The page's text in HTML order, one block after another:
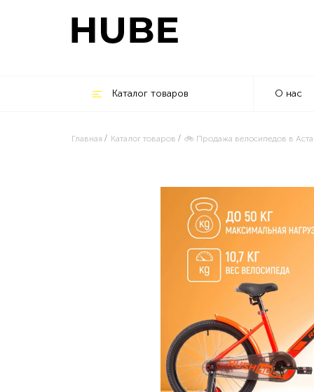
Каталог товаров О нас
Главная Каталог товаров 🚲 Продажа велосипедов в